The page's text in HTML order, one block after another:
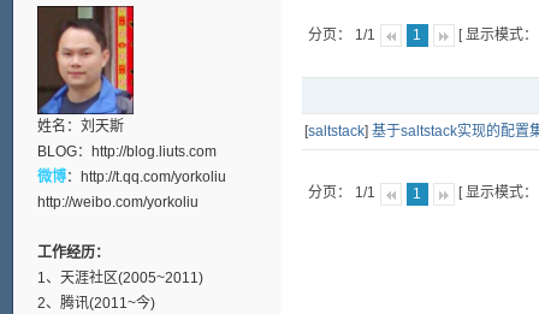
分页： 1/1 1 [ 显示模式
[saltstack] 基于saltstack实现的配置
分页： 1/1 1 [ 显示模式
姓名：刘天斯
BLOG： http://blog.liuts.com
微博： http://t.qq.com/yorkoliu
http://weibo.com/yorkoliu
工作经历：
1、天涯社区(2005~2011)
2、腾讯(2011~今)